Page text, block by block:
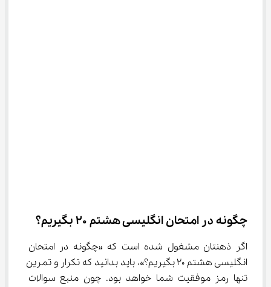
چگونه در امتحان انگلیسی هشتم 20 بگیریم؟
اگر ذهنتان مشغول شده است که «چگونه در امتحان
انگلیسی هشتم 20 بگیریم؟»، باید بدانید که تکرار و تمرین
تنها رمز موفقیت شما خواهد بود. چون منبع سوالات